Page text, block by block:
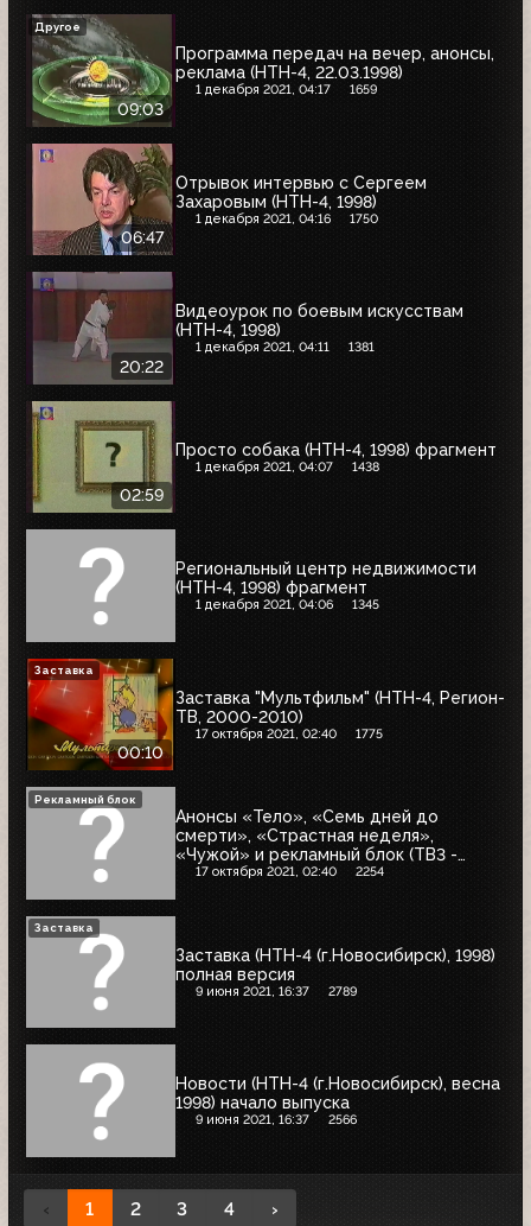
09:03
Программа передач на вечер, анонсы,
реклама (НТН-4, 22.03.1998)
1 декабря 2021, 04:17 1659
Другое
06:47
Отрывок интервью с Сергеем
Захаровым (НТН-4, 1998)
1 декабря 2021, 04:16 1750
20:22
Видеоурок по боевым искусствам
(НТН-4, 1998)
1 декабря 2021, 04:11 1381
02:59
Просто собака (НТН-4, 1998) фрагмент
1 декабря 2021, 04:07 1438
Региональный центр недвижимости
(НТН-4, 1998) фрагмент
1 декабря 2021, 04:06 1345
00:10
Заставка "Мультфильм" (НТН-4, Регион-
ТВ, 2000-2010)
17 октября 2021, 02:40 1775
Заставка
Анонсы «Тело», «Семь дней до
смерти», «Страстная неделя»,
«Чужой» и рекламный блок (ТВ3 -
НТН-4, 02.02.2005) Maggi, Ritter Sport,
17 октября 2021, 02:40 2254
Рекламный блок
Заставка (НТН-4 (г.Новосибирск), 1998)
полная версия
9 июня 2021, 16:37 2789
Заставка
Новости (НТН-4 (г.Новосибирск), весна
1998) начало выпуска
9 июня 2021, 16:37 2566
‹ 1 2 3 4 ›